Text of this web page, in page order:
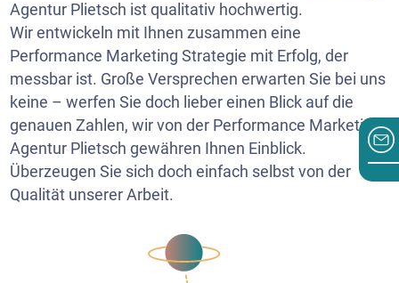
Agentur Plietsch ist qualitativ hochwertig.
Wir entwickeln mit Ihnen zusammen eine
Performance Marketing Strategie mit Erfolg, der
messbar ist. Große Versprechen erwarten Sie bei uns
keine – werfen Sie doch lieber einen Blick auf die
genauen Zahlen, wir von der Performance Marketing
Agentur Plietsch gewähren Ihnen Einblick.
Überzeugen Sie sich doch einfach selbst von der
Qualität unserer Arbeit.